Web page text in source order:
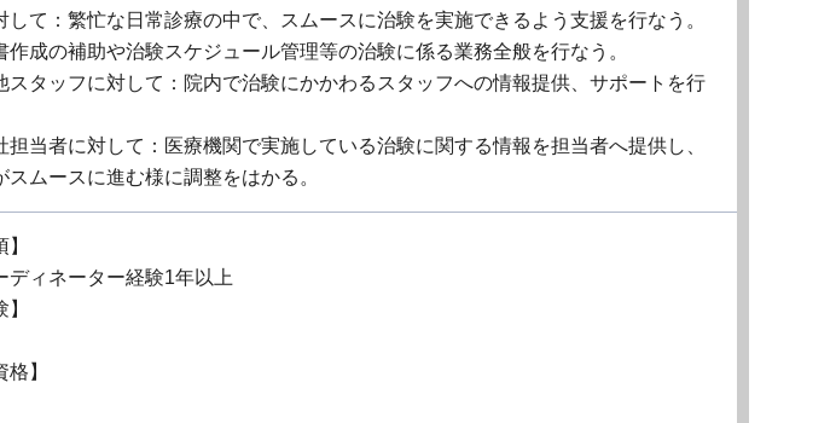
して：繁忙な日常診療の中で、スムースに治験を実施できるよう支援を行なう。
作成の補助や治験スケジュール管理等の治験に係る業務全般を行なう。
スタッフに対して：院内で治験にかかわるスタッフへの情報提供、サポートを行
担当者に対して：医療機関で実施している治験に関する情報を担当者へ提供し、
スムースに進む様に調整をはかる。
ディネーター経験1年以上
格】